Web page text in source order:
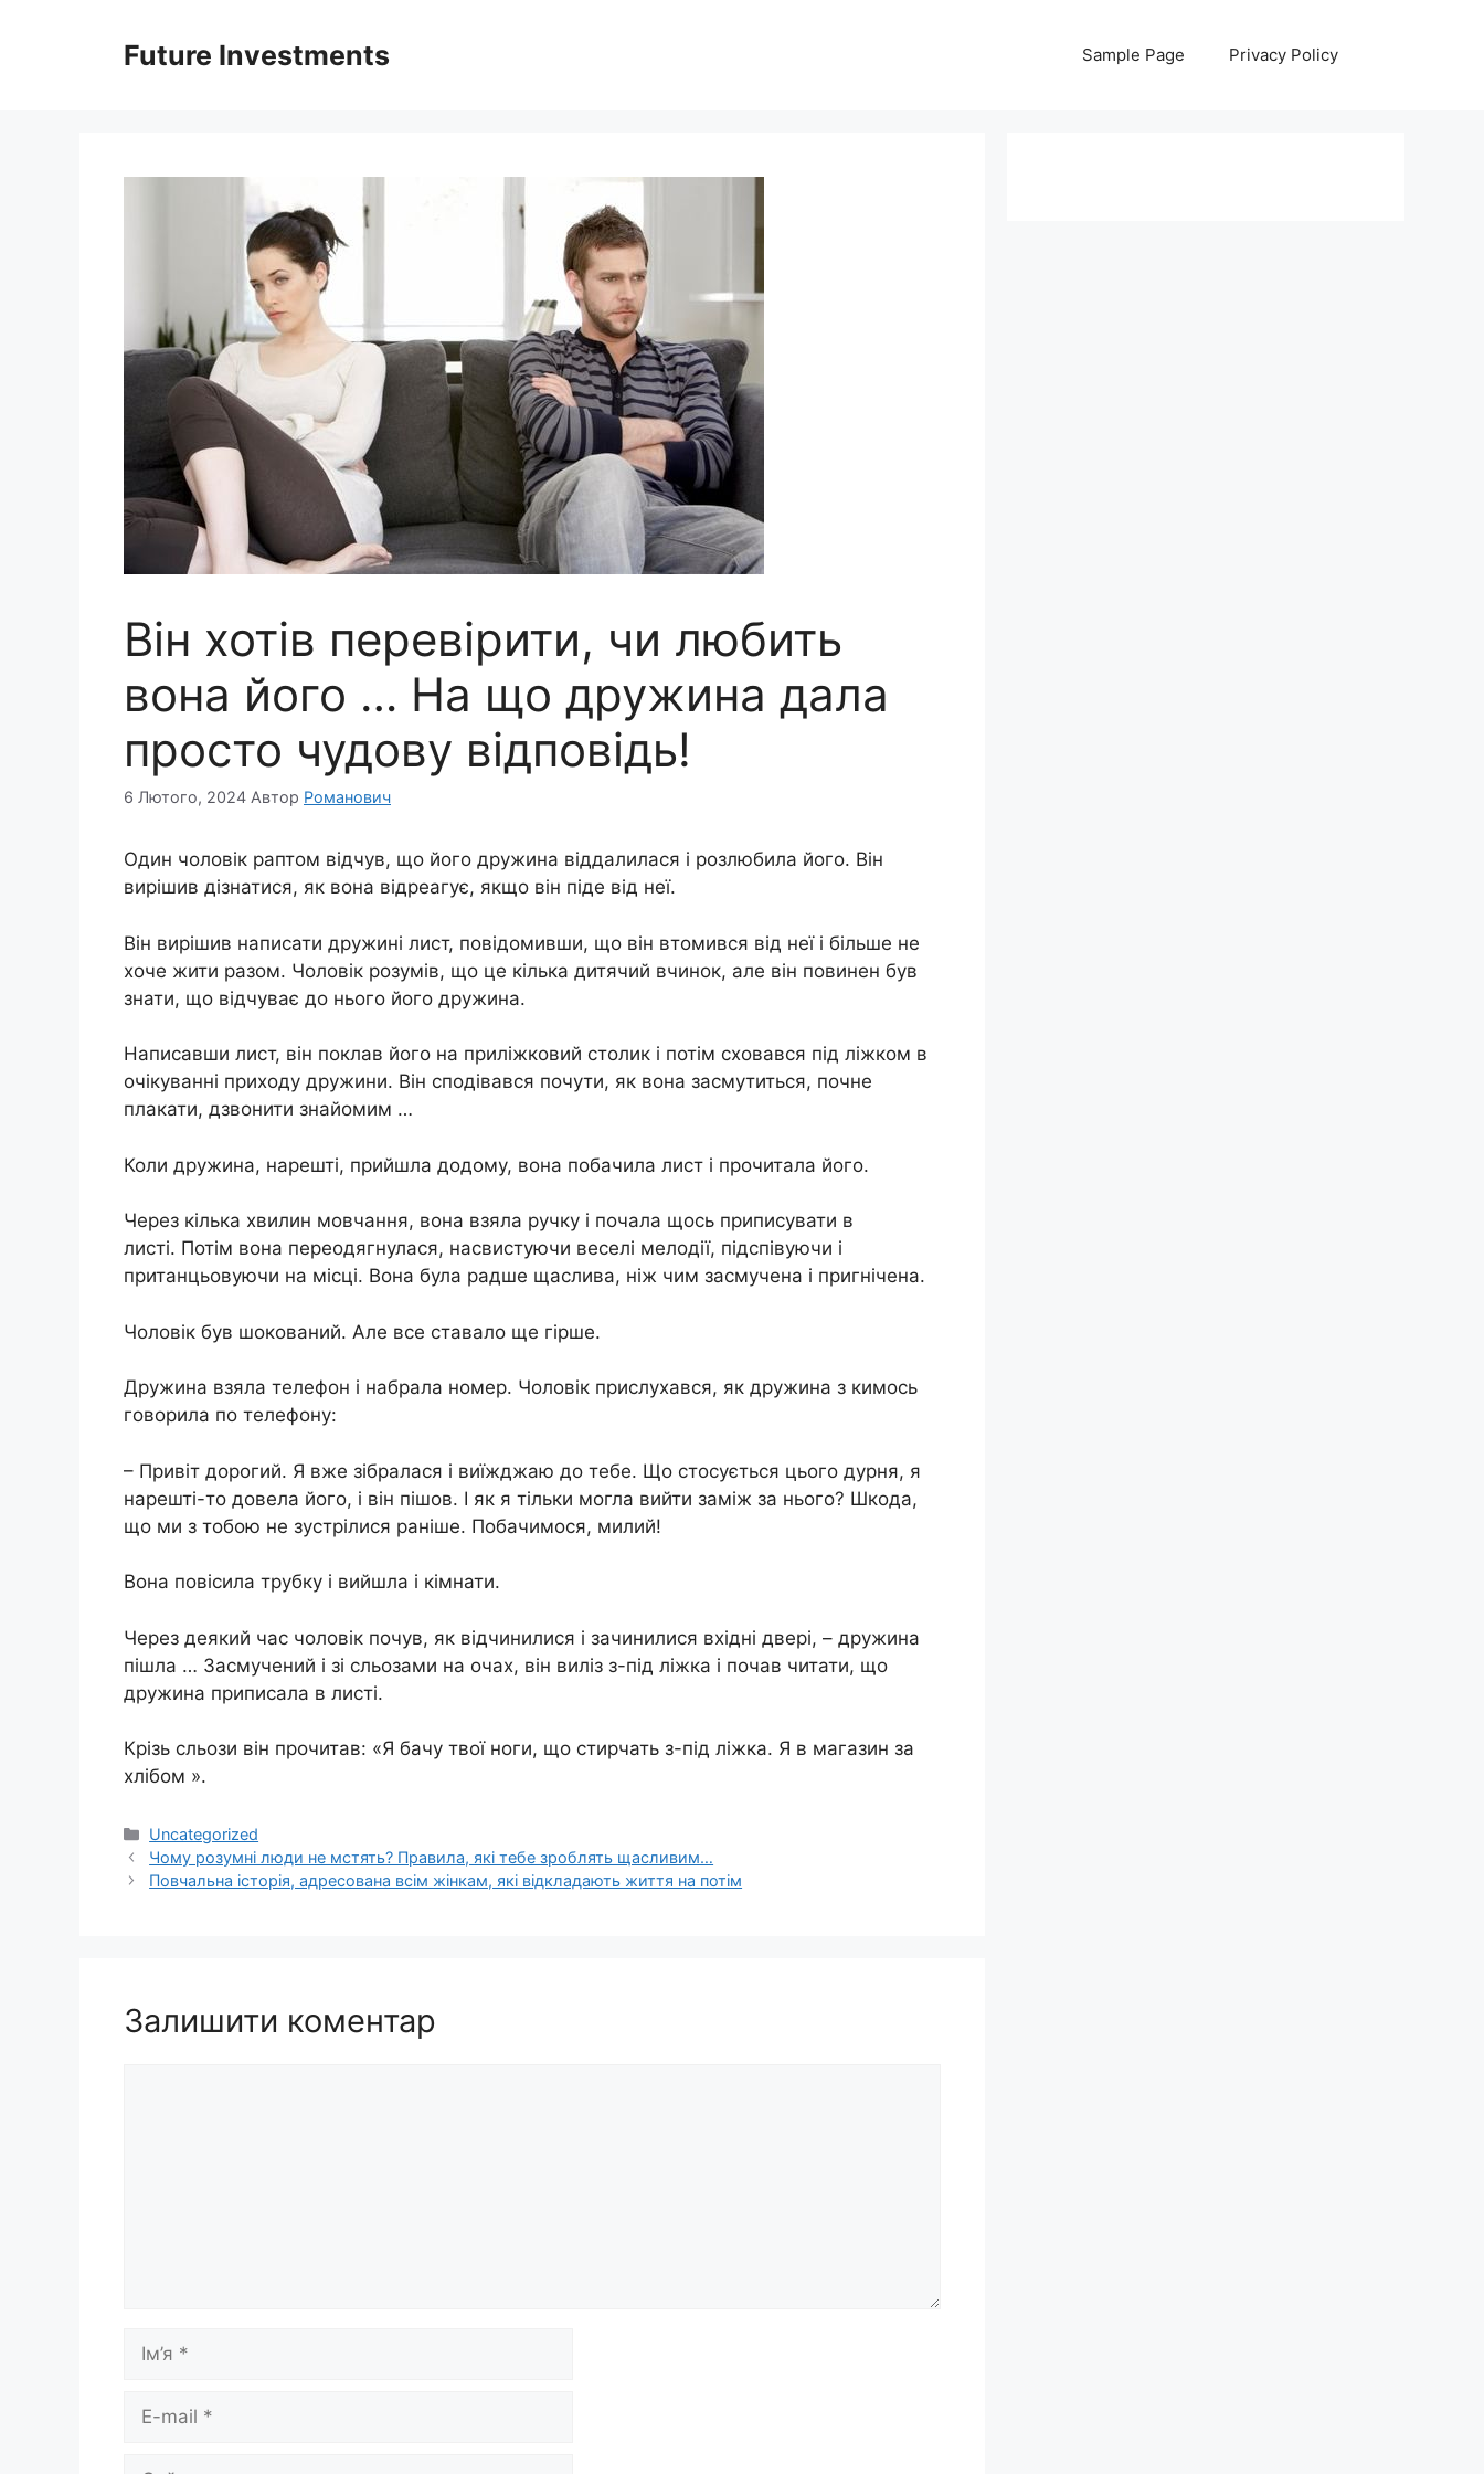
Future Investments Sample Page Privacy Policy
Він хотів перевірити, чи любить
вона його … На що дружина дала
просто чудову відповідь!
6 Лютого, 2024 Автор Романович
Один чоловік раптом відчув, що його дружина віддалилася і розлюбила його. Він
вирішив дізнатися, як вона відреагує, якщо він піде від неї.
Він вирішив написати дружині лист, повідомивши, що він втомився від неї і більше не
хоче жити разом. Чоловік розумів, що це кілька дитячий вчинок, але він повинен був
знати, що відчуває до нього його дружина.
Написавши лист, він поклав його на приліжковий столик і потім сховався під ліжком в
очікуванні приходу дружини. Він сподівався почути, як вона засмутиться, почне
плакати, дзвонити знайомим …
Коли дружина, нарешті, прийшла додому, вона побачила лист і прочитала його.
Через кілька хвилин мовчання, вона взяла ручку і почала щось приписувати в
листі. Потім вона переодягнулася, насвистуючи веселі мелодії, підспівуючи і
пританцьовуючи на місці. Вона була радше щаслива, ніж чим засмучена і пригнічена.
Чоловік був шокований. Але все ставало ще гірше.
Дружина взяла телефон і набрала номер. Чоловік прислухався, як дружина з кимось
говорила по телефону:
– Привіт дорогий. Я вже зібралася і виїжджаю до тебе. Що стосується цього дурня, я
нарешті-то довела його, і він пішов. І як я тільки могла вийти заміж за нього? Шкода,
що ми з тобою не зустрілися раніше. Побачимося, милий!
Вона повісила трубку і вийшла і кімнати.
Через деякий час чоловік почув, як відчинилися і зачинилися вхідні двері, – дружина
пішла … Засмучений і зі сльозами на очах, він виліз з-під ліжка і почав читати, що
дружина приписала в листі.
Крізь сльози він прочитав: «Я бачу твої ноги, що стирчать з-під ліжка. Я в магазин за
хлібом ».
Категорії
Uncategorized
Чому розумні люди не мстять? Правила, які тебе зроблять щасливим…
Повчальна історія, адресована всім жінкам, які відкладають життя на потім
Залишити коментар
Ім’я
Сайт